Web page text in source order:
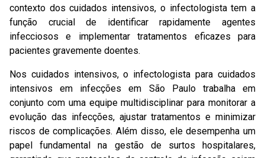
contexto dos cuidados intensivos, o infectologista tem a
função crucial de identificar rapidamente agentes
infecciosos e implementar tratamentos eficazes para
pacientes gravemente doentes.
Nos cuidados intensivos, o infectologista para cuidados
intensivos em infecções em São Paulo trabalha em
conjunto com uma equipe multidisciplinar para monitorar a
evolução das infecções, ajustar tratamentos e minimizar
riscos de complicações. Além disso, ele desempenha um
papel fundamental na gestão de surtos hospitalares,